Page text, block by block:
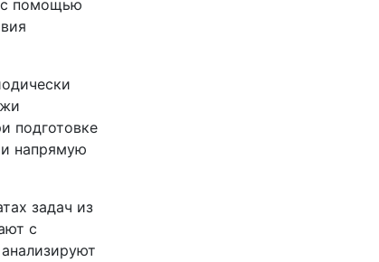
с помощью
подготовке
напрямую
задач из
с